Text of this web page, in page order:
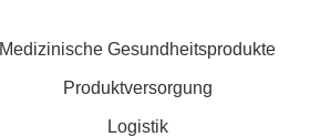
Medizinische Gesundheitsprodukte
Produktversorgung
Logistik